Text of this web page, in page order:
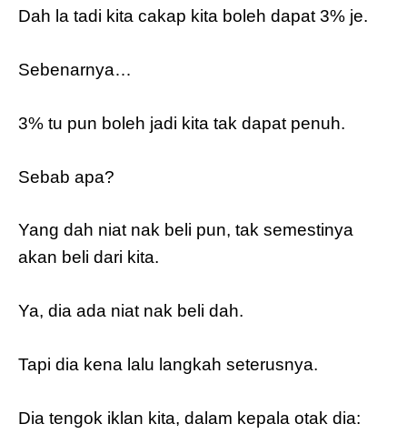
Dah la tadi kita cakap kita boleh dapat 3% je.
Sebenarnya…
3% tu pun boleh jadi kita tak dapat penuh.
Sebab apa?
Yang dah niat nak beli pun, tak semestinya
akan beli dari kita.
Ya, dia ada niat nak beli dah.
Tapi dia kena lalu langkah seterusnya.
Dia tengok iklan kita, dalam kepala otak dia: